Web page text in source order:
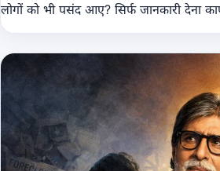
लोगों को भी पसंद आए? सिर्फ जानकारी देना